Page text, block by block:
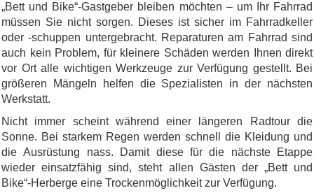
„Bett und Bike“-Gastgeber bleiben möchten – um Ihr Fahrrad
müssen Sie nicht sorgen. Dieses ist sicher im Fahrradkeller
oder -schuppen untergebracht. Reparaturen am Fahrrad sind
auch kein Problem, für kleinere Schäden werden Ihnen direkt
vor Ort alle wichtigen Werkzeuge zur Verfügung gestellt. Bei
größeren Mängeln helfen die Spezialisten in der nächsten
Werkstatt.
Nicht immer scheint während einer längeren Radtour die
Sonne. Bei starkem Regen werden schnell die Kleidung und
die Ausrüstung nass. Damit diese für die nächste Etappe
wieder einsatzfähig sind, steht allen Gästen der „Bett und
Bike“-Herberge eine Trockenmöglichkeit zur Verfügung.